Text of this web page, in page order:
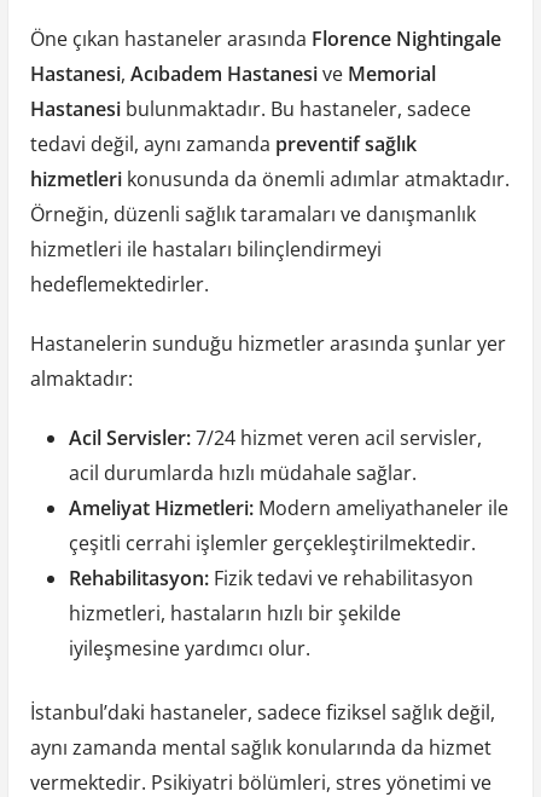
Öne çıkan hastaneler arasında Florence Nightingale
Hastanesi, Acıbadem Hastanesive Memorial
Hastanesibulunmaktadır. Bu hastaneler, sadece
tedavi değil, aynı zamanda preventif sağlık
hizmetlerikonusunda da önemli adımlar atmaktadır.
Örneğin, düzenli sağlık taramaları ve danışmanlık
hizmetleri ile hastaları bilinçlendirmeyi
hedeflemektedirler.
Hastanelerin sunduğu hizmetler arasında şunlar yer
almaktadır:
Acil Servisler:7/24 hizmet veren acil servisler,
acil durumlarda hızlı müdahale sağlar.
Ameliyat Hizmetleri:Modern ameliyathaneler ile
çeşitli cerrahi işlemler gerçekleştirilmektedir.
Rehabilitasyon:Fizik tedavi ve rehabilitasyon
hizmetleri, hastaların hızlı bir şekilde
iyileşmesine yardımcı olur.
İstanbul’daki hastaneler, sadece fiziksel sağlık değil,
aynı zamanda mental sağlık konularında da hizmet
vermektedir. Psikiyatri bölümleri, stres yönetimi ve